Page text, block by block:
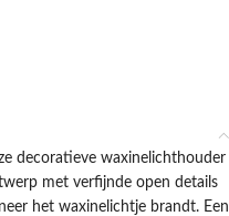
decoratieve waxinelichthouder
met verfijnde open details
het waxinelichtje brandt. Een